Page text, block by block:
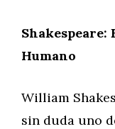
Humano
William
sin duda uno